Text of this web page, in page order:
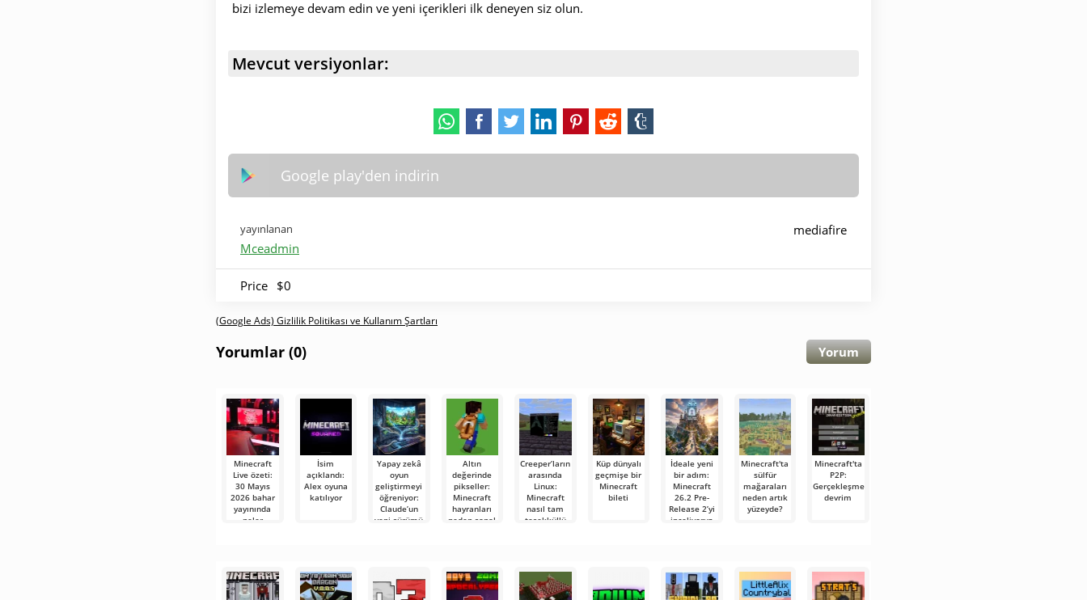
bizi izlemeye devam edin ve yeni içerikleri ilk deneyen siz olun.
Mevcut versiyonlar:
Google play'den indirin
yayınlanan
Mceadmin
mediafire
Price $0
(Google Ads) Gizlilik Politikası ve Kullanım Şartları
Yorumlar (0) Yorum
Minecraft
Live özeti:
30 Mayıs
2026 bahar
yayınında
neler
İsim
açıklandı:
Alex oyuna
katılıyor
Yapay zekâ
oyun
geliştirmeyi
öğreniyor:
Claude’un
yeni sürümü
üretti
Altın
değerinde
pikseller:
Minecraft
hayranları
neden sanal
Creeper’ların
arasında
Linux:
Minecraft
nasıl tam
teşekküllü
Küp dünyalı
geçmişe bir
Minecraft
bileti
İdeale yeni
bir adım:
Minecraft
26.2 Pre-
Release 2’yi
inceliyoruz
Minecraft'ta
sülfür
mağaraları
neden artık
yüzeyde?
Minecraft'ta
P2P:
Gerçekleşmeyen
devrim